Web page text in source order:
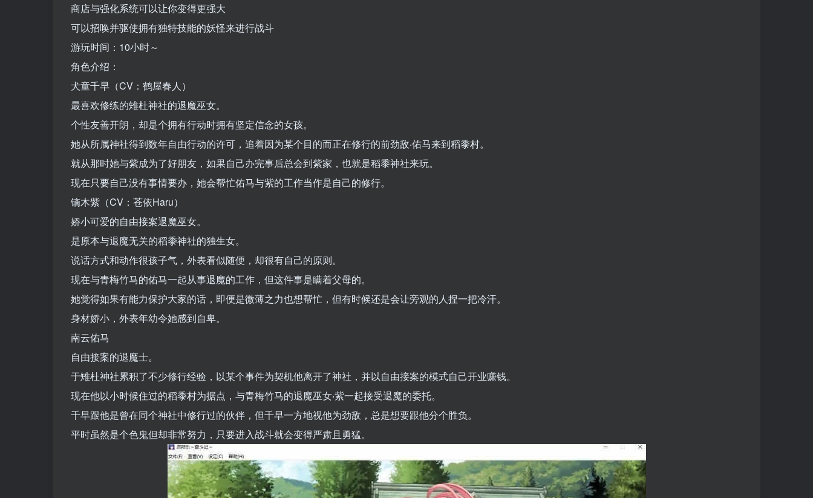
商店与强化系统可以让你变得更强大
可以招唤并驱使拥有独特技能的妖怪来进行战斗
游玩时间：10小时～
角色介绍：
犬童千早（CV：鹤屋春人）
最喜欢修练的雉杜神社的退魔巫女。
个性友善开朗，却是个拥有行动时拥有坚定信念的女孩。
她从所属神社得到数年自由行动的许可，追着因为某个目的而正在修行的前劲敌‧佑马来到稻黍村。
就从那时她与紫成为了好朋友，如果自己办完事后总会到紫家，也就是稻黍神社来玩。
现在只要自己没有事情要办，她会帮忙佑马与紫的工作当作是自己的修行。
镝木紫（CV：苍依Haru）
娇小可爱的自由接案退魔巫女。
是原本与退魔无关的稻黍神社的独生女。
说话方式和动作很孩子气，外表看似随便，却很有自己的原则。
现在与青梅竹马的佑马一起从事退魔的工作，但这件事是瞒着父母的。
她觉得如果有能力保护大家的话，即便是微薄之力也想帮忙，但有时候还是会让旁观的人捏一把冷汗。
身材娇小，外表年幼令她感到自卑。
南云佑马
自由接案的退魔士。
于雉杜神社累积了不少修行经验，以某个事件为契机他离开了神社，并以自由接案的模式自己开业赚钱。
现在他以小时候住过的稻黍村为据点，与青梅竹马的退魔巫女‧紫一起接受退魔的委托。
千早跟他是曾在同个神社中修行过的伙伴，但千早一方地视他为劲敌，总是想要跟他分个胜负。
平时虽然是个色鬼但却非常努力，只要进入战斗就会变得严肃且勇猛。